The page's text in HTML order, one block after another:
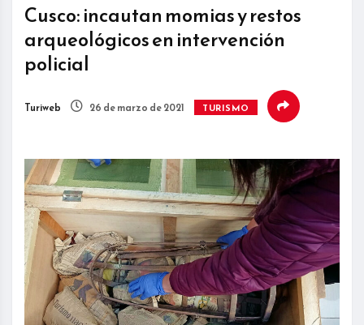
Cusco: incautan momias y restos
arqueológicos en intervención
policial
Turiweb 26 de marzo de 2021 TURISMO